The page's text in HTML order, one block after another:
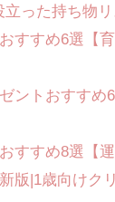
った持ち物
すすめ6選【
ントおすすめ
すすめ8選【
版|1歳向けク